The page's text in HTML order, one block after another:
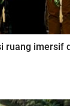
ruang imersif